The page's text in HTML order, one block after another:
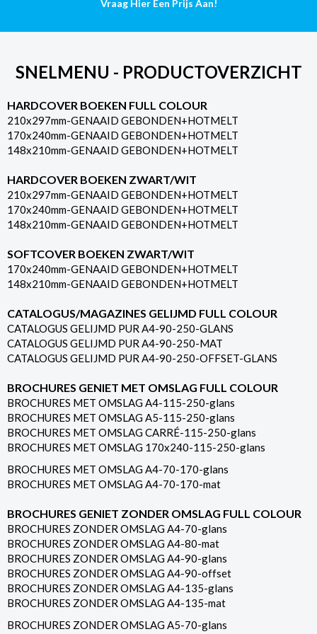
Vraag Hier Een Prijs Aan!
SNELMENU - PRODUCTOVERZICHT
HARDCOVER BOEKEN FULL COLOUR
210x297mm-GENAAID GEBONDEN+HOTMELT
170x240mm-GENAAID GEBONDEN+HOTMELT
148x210mm-GENAAID GEBONDEN+HOTMELT
HARDCOVER BOEKEN ZWART/WIT
210x297mm-GENAAID GEBONDEN+HOTMELT
170x240mm-GENAAID GEBONDEN+HOTMELT
148x210mm-GENAAID GEBONDEN+HOTMELT
SOFTCOVER BOEKEN ZWART/WIT
170x240mm-GENAAID GEBONDEN+HOTMELT
148x210mm-GENAAID GEBONDEN+HOTMELT
CATALOGUS/MAGAZINES GELIJMD FULL COLOUR
CATALOGUS GELIJMD PUR A4-90-250-GLANS
CATALOGUS GELIJMD PUR A4-90-250-MAT
CATALOGUS GELIJMD PUR A4-90-250-OFFSET-GLANS
BROCHURES GENIET MET OMSLAG FULL COLOUR
BROCHURES MET OMSLAG A4-115-250-glans
BROCHURES MET OMSLAG A5-115-250-glans
BROCHURES MET OMSLAG CARRÉ-115-250-glans
BROCHURES MET OMSLAG 170x240-115-250-glans
BROCHURES MET OMSLAG A4-70-170-glans
BROCHURES MET OMSLAG A4-70-170-mat
BROCHURES GENIET ZONDER OMSLAG FULL COLOUR
BROCHURES ZONDER OMSLAG A4-70-glans
BROCHURES ZONDER OMSLAG A4-80-mat
BROCHURES ZONDER OMSLAG A4-90-glans
BROCHURES ZONDER OMSLAG A4-90-offset
BROCHURES ZONDER OMSLAG A4-135-glans
BROCHURES ZONDER OMSLAG A4-135-mat
BROCHURES ZONDER OMSLAG A5-70-glans